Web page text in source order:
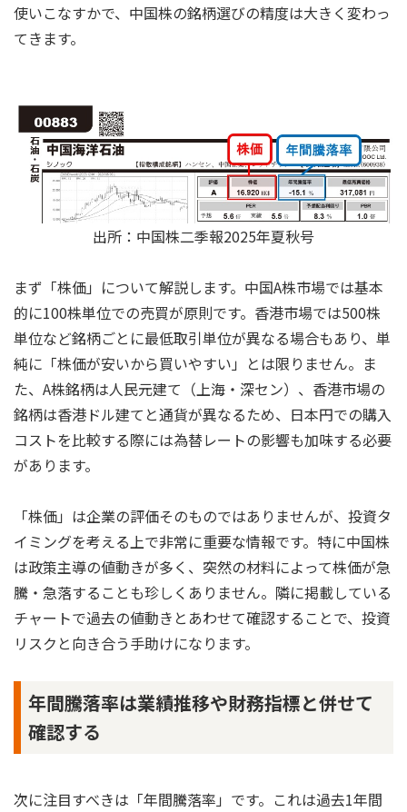
使いこなすかで、中国株の銘柄選びの精度は大きく変わっ
てきます。
出所：中国株二季報2025年夏秋号
まず「株価」について解説します。中国A株市場では基本
的に100株単位での売買が原則です。香港市場では500株
単位など銘柄ごとに最低取引単位が異なる場合もあり、単
純に「株価が安いから買いやすい」とは限りません。ま
た、A株銘柄は人民元建て（上海・深セン）、香港市場の
銘柄は香港ドル建てと通貨が異なるため、日本円での購入
コストを比較する際には為替レートの影響も加味する必要
があります。
「株価」は企業の評価そのものではありませんが、投資タ
イミングを考える上で非常に重要な情報です。特に中国株
は政策主導の値動きが多く、突然の材料によって株価が急
騰・急落することも珍しくありません。隣に掲載している
チャートで過去の値動きとあわせて確認することで、投資
リスクと向き合う手助けになります。
年間騰落率は業績推移や財務指標と併せて
確認する
次に注目すべきは「年間騰落率」です。これは過去1年間